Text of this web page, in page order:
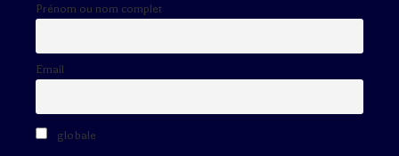
Prénom ou nom complet
Email
globale